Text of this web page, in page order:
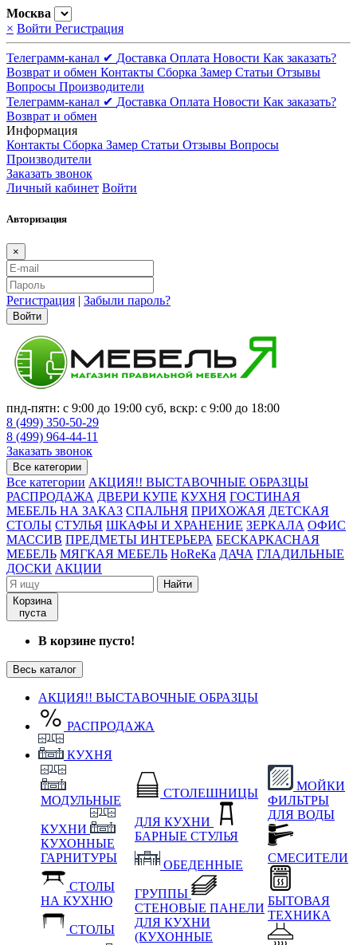
Москва
× Войти Регистрация
Телеграмм-канал ✔ Доставка Оплата Новости Как заказать?
Возврат и обмен Контакты Сборка Замер Статьи Отзывы
Вопросы Производители
Телеграмм-канал ✔ Доставка Оплата Новости Как заказать?
Возврат и обмен
Информация
Контакты Сборка Замер Статьи Отзывы Вопросы
Производители
Заказать звонок
Личный кабинет Войти
Авторизация
×
Регистрация | Забыли пароль?
Войти
пнд-пятн: с 9:00 до 19:00 суб, вскр: с 9:00 до 18:00
8 (499) 350-50-29
8 (499) 964-44-11
Заказать звонок
Все категории
Все категории АКЦИЯ!! ВЫСТАВОЧНЫЕ ОБРАЗЦЫ
РАСПРОДАЖА ДВЕРИ КУПЕ КУХНЯ ГОСТИНАЯ
МЕБЕЛЬ НА ЗАКАЗ СПАЛЬНЯ ПРИХОЖАЯ ДЕТСКАЯ
СТОЛЫ СТУЛЬЯ ШКАФЫ И ХРАНЕНИЕ ЗЕРКАЛА ОФИС
МАССИВ ПРЕДМЕТЫ ИНТЕРЬЕРА БЕСКАРКАСНАЯ
МЕБЕЛЬ МЯГКАЯ МЕБЕЛЬ HoReKa ДАЧА ГЛАДИЛЬНЫЕ
ДОСКИ АКЦИИ
Найти
Корзина
пуста
В корзине пусто!
Весь каталог
АКЦИЯ!! ВЫСТАВОЧНЫЕ ОБРАЗЦЫ
РАСПРОДАЖА
КУХНЯ
МОДУЛЬНЫЕ
КУХНИ
КУХОННЫЕ
ГАРНИТУРЫ
СТОЛЫ
НА КУХНЮ
СТОЛЫ
СТОЛЕШНИЦЫ
ДЛЯ КУХНИ
БАРНЫЕ СТУЛЬЯ
ОБЕДЕННЫЕ
ГРУППЫ
СТЕНОВЫЕ ПАНЕЛИ
ДЛЯ КУХНИ
(КУХОННЫЕ
МОЙКИ
ФИЛЬТРЫ
ДЛЯ ВОДЫ
СМЕСИТЕЛИ
БЫТОВАЯ
ТЕХНИКА